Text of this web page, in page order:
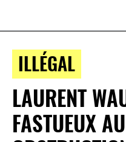
ILLÉGAL
LAURENT
FASTUEUX